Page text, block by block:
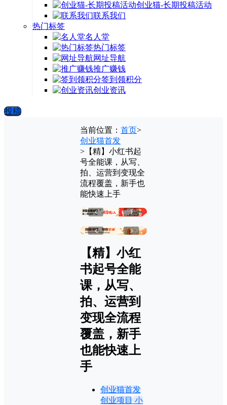
创业猫-长期投稿活动
联系我们
热门标签
名人堂
热门标签
网址导航
推广赚钱
签到领积分
创业资讯
投稿
当前位置： 首页>
创业猫首发
> 【精】小红书起
号全能课，从写、
拍、运营到变现全
流程覆盖，新手也
能快速上手
‹ ›
‹ ›
【精】小红
书起号全能
课，从写、
拍、运营到
变现全流程
覆盖，新手
也能快速上
手
创业猫首发
创业项目小